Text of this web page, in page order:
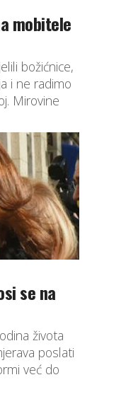
mobitele
božićnice,
i ne radimo
Mirovine
se na
života
poslati
već do